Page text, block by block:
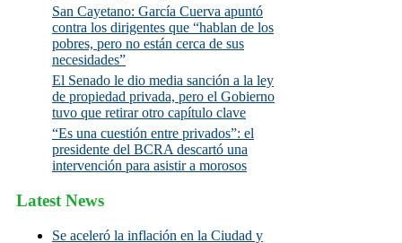
San Cayetano: García Cuerva apuntó
contra los dirigentes que “hablan de los
pobres, pero no están cerca de sus
necesidades”
El Senado le dio media sanción a la ley
de propiedad privada, pero el Gobierno
tuvo que retirar otro capítulo clave
“Es una cuestión entre privados”: el
presidente del BCRA descartó una
intervención para asistir a morosos
Latest News
Se aceleró la inflación en la Ciudad y